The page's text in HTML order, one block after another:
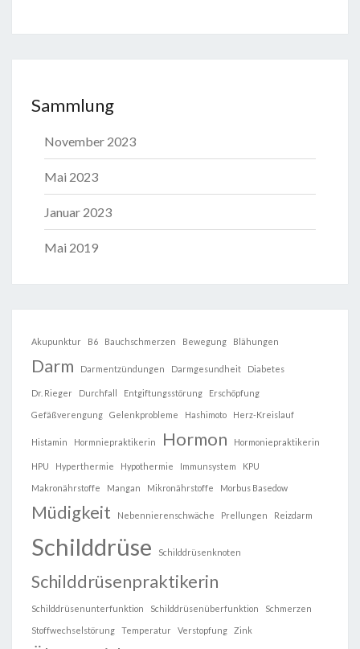
Sammlung
November 2023
Mai 2023
Januar 2023
Mai 2019
Akupunktur B6 Bauchschmerzen Bewegung Blähungen
Darm Darmentzündungen Darmgesundheit Diabetes
Dr. Rieger Durchfall Entgiftungsstörung Erschöpfung
Gefäßverengung Gelenkprobleme Hashimoto Herz-Kreislauf
Histamin Hormniepraktikerin Hormon Hormoniepraktikerin
HPU Hyperthermie Hypothermie Immunsystem KPU
Makronährstoffe Mangan Mikronährstoffe Morbus Basedow
Müdigkeit Nebennierenschwäche Prellungen Reizdarm
Schilddrüse Schilddrüsenknoten
Schilddrüsenpraktikerin
Schilddrüsenunterfunktion Schilddrüsenüberfunktion Schmerzen
Stoffwechselstörung Temperatur Verstopfung Zink